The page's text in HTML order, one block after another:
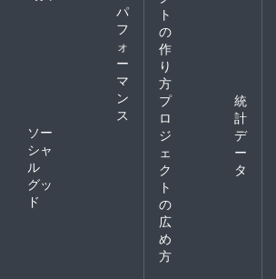
パ
フ
ォ
ー
マ
ン
ス
ソー
シャ
ル
グッ
ド
ト
の
作
り
方
プ
ロ
ジ
ェ
ク
ト
の
広
め
方
統
計
デ
ー
タ